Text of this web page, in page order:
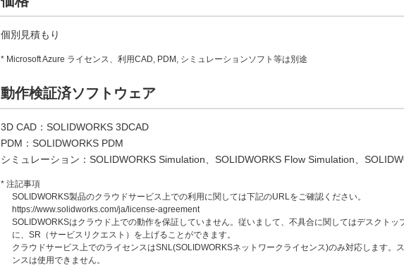
個別見積もり
* Microsoft Azure ライセンス、利用CAD, PDM, シミュレーションソフト等は別途
動作検証済ソフトウェア
3D CAD：SOLIDWORKS 3DCAD
PDM：SOLIDWORKS PDM
シミュレーション：SOLIDWORKS Simulation、SOLIDWORKS Flow Simulation、
* 注記事項
SOLIDWORKS製品のクラウドサービス上での利用に関しては下記のURLをご確認ください。
https://www.solidworks.com/ja/license-agreement
SOLIDWORKSはクラウド上での動作を保証していません。従いまして、不具合に関してはデスクトッ
に、SR（サービスリクエスト）を上げることができます。
クラウドサービス上でのライセンスはSNL(SOLIDWORKSネットワークライセンス)のみ対応します。
ンスは使用できません。